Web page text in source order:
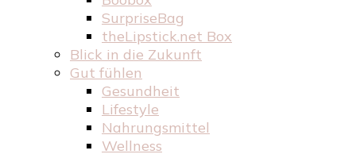
SurpriseBag
theLipstick.net Box
Blick in die Zukunft
Gut fühlen
Gesundheit
Lifestyle
Nahrungsmittel
Wellness